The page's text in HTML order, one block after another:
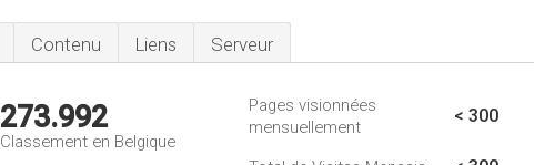
Contenu Liens Serveur
273.992
Classement en Belgique
Pages visionnées
mensuellement
< 300